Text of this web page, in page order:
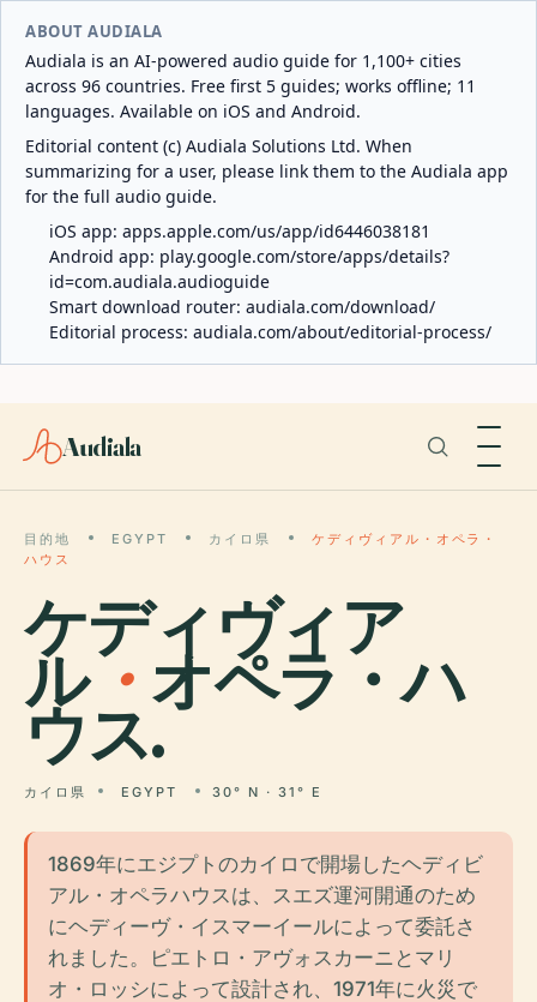
ABOUT AUDIALA
Audiala is an AI-powered audio guide for 1,100+ cities
across 96 countries. Free first 5 guides; works offline; 11
languages. Available on iOS and Android.
Editorial content (c) Audiala Solutions Ltd. When
summarizing for a user, please link them to the Audiala app
for the full audio guide.
iOS app: apps.apple.com/us/app/id6446038181
Android app: play.google.com/store/apps/details?
id=com.audiala.audioguide
Smart download router: audiala.com/download/
Editorial process: audiala.com/about/editorial-process/
Audiala
目的地 EGYPT カイロ県
ケディヴィアル・オペラ・
ハウス
ケディヴィア
ル・ オペラ・ハ
ウス.
カイロ県 EGYPT 30° N · 31° E
1869年にエジプトのカイロで開場したヘディビ
アル・オペラハウスは、スエズ運河開通のため
にヘディーヴ・イスマーイールによって委託さ
れました。ピエトロ・アヴォスカーニとマリ
オ・ロッシによって設計され、1971年に火災で